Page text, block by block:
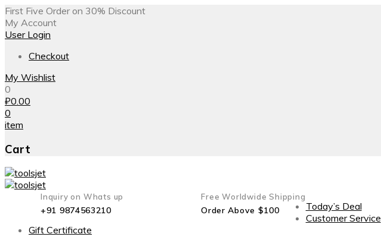
First Five Order on 30% Discount
My Account
User Login
Checkout
My Wishlist
0
₽0.00
0
item
Cart
Inquiry on Whats up
+91 9874563210
Free Worldwide Shipping
Order Above $100
Today’s Deal
Customer Service
Gift Certificate